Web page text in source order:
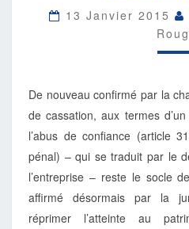
13 Janvier 2015
De nouveau confirmé par la
de cassation, aux termes
l’abus de confiance (article
pénal) – qui se traduit par le
l’entreprise – reste le socle
affirmé désormais par la
réprimer l’atteinte au